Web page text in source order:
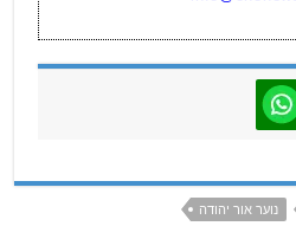
נוער אור יהודה